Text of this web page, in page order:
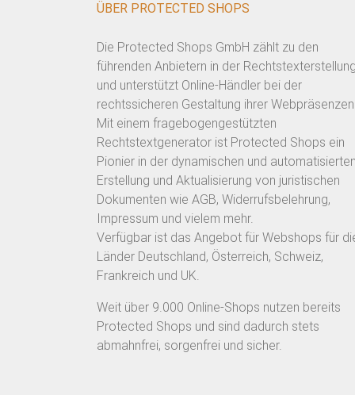
ÜBER PROTECTED SHOPS
Die Protected Shops GmbH zählt zu den
führenden Anbietern in der Rechtstexterstellung
und unterstützt Online-Händler bei der
rechtssicheren Gestaltung ihrer
Mit einem fragebogengestützten
Rechtstextgenerator ist Protected Shops ein
Pionier in der dynamischen und automatisierten
Erstellung und Aktualisierung von juristischen
Dokumenten wie AGB, Widerrufsbelehrung,
Impressum und vielem mehr.
Verfügbar ist das Angebot für Webshops für
Länder Deutschland, Österreich, Schweiz,
Frankreich und UK.
Weit über 9.000 Online-Shops nutzen bereits
Protected Shops und sind dadurch stets
abmahnfrei, sorgenfrei und sicher.